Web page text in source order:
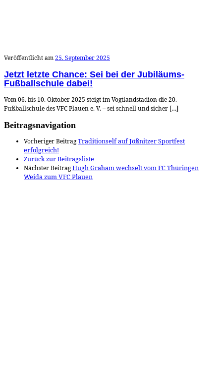
Veröffentlicht am25. September 2025
Jetzt letzte Chance: Sei bei der Jubiläums-
Fußballschule dabei!
Vom 06. bis 10. Oktober 2025 steigt im Vogtlandstadion die 20.
Fußballschule des VFC Plauen e. V. – sei schnell und sicher […]
Beitragsnavigation
Vorheriger BeitragTraditionself auf Jößnitzer Sportfest
erfolgreich!
Zurück zur Beitragsliste
Nächster BeitragHugh Graham wechselt vom FC Thüringen
Weida zum VFC Plauen